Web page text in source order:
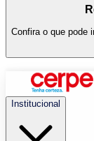
Confira o que pode
Institucional